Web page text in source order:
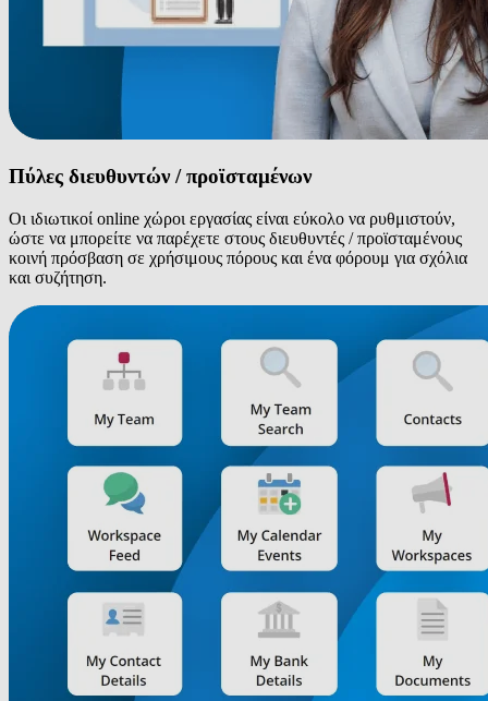
Πύλες διευθυντών / προϊσταμένων
Οι ιδιωτικοί online χώροι εργασίας είναι εύκολο να ρυθμιστούν,
ώστε να μπορείτε να παρέχετε στους διευθυντές / προϊσταμένους
κοινή πρόσβαση σε χρήσιμους πόρους και ένα φόρουμ για σχόλια
και συζήτηση.